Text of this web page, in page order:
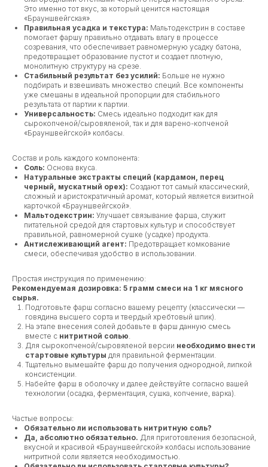
Это именно тот вкус, за который ценится настоящая
«Брауншвейгская».
Правильная усадка и текстура: Мальтодекстрин в составе
помогает фаршу правильно отдавать влагу в процессе
созревания, что обеспечивает равномерную усадку батона,
предотвращает образование пустот и создает плотную,
монолитную структуру на срезе.
Стабильный результат без усилий: Больше не нужно
подбирать и взвешивать множество специй. Все компоненты
уже смешаны в идеальной пропорции для стабильного
результата от партии к партии.
Универсальность: Смесь идеально подходит как для
сырокопченой/сыровяленой, так и для варено-копченой
«Брауншвейгской» колбасы.
Состав и роль каждого компонента:
Соль: Основа вкуса.
Натуральные экстракты специй (кардамон, перец
черный, мускатный орех): Создают тот самый классический,
сложный и аристократичный аромат, который является визитной
карточкой «Брауншвейгской».
Мальтодекстрин: Улучшает связывание фарша, служит
питательной средой для стартовых культур и способствует
правильной, равномерной сушке (усадке) продукта.
Антислеживающий агент: Предотвращает комкование
смеси, обеспечивая удобство в использовании.
Простая инструкция по применению:
Рекомендуемая дозировка: 5 грамм смеси на 1 кг мясного
сырья.
Подготовьте фарш согласно вашему рецепту (классически —
говядина высшего сорта и твердый хребтовый шпик).
На этапе внесения солей добавьте в фарш данную смесь
вместе с нитритной солью.
Для сырокопченой/сыровяленой версии необходимо внести
стартовые культуры для правильной ферментации.
Тщательно вымешайте фарш до получения однородной, липкой
консистенции.
Набейте фарш в оболочку и далее действуйте согласно вашей
технологии (осадка, ферментация, сушка, копчение, варка).
Частые вопросы:
Обязательно ли использовать нитритную соль?
Да, абсолютно обязательно. Для приготовления безопасной,
вкусной и красивой «Брауншвейгской» колбасы использование
нитритной соли является необходимостью.